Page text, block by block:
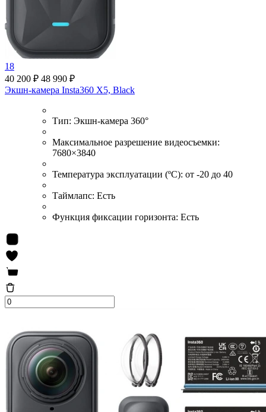
18
40 200 ₽ 48 990 ₽
Экшн-камера Insta360 X5, Black
Тип: Экшн-камера 360°
Максимальное разрешение видеосъемки:
7680×3840
Температура эксплуатации (ºС): от -20 до 40
Таймлапс: Есть
Функция фиксации горизонта: Есть